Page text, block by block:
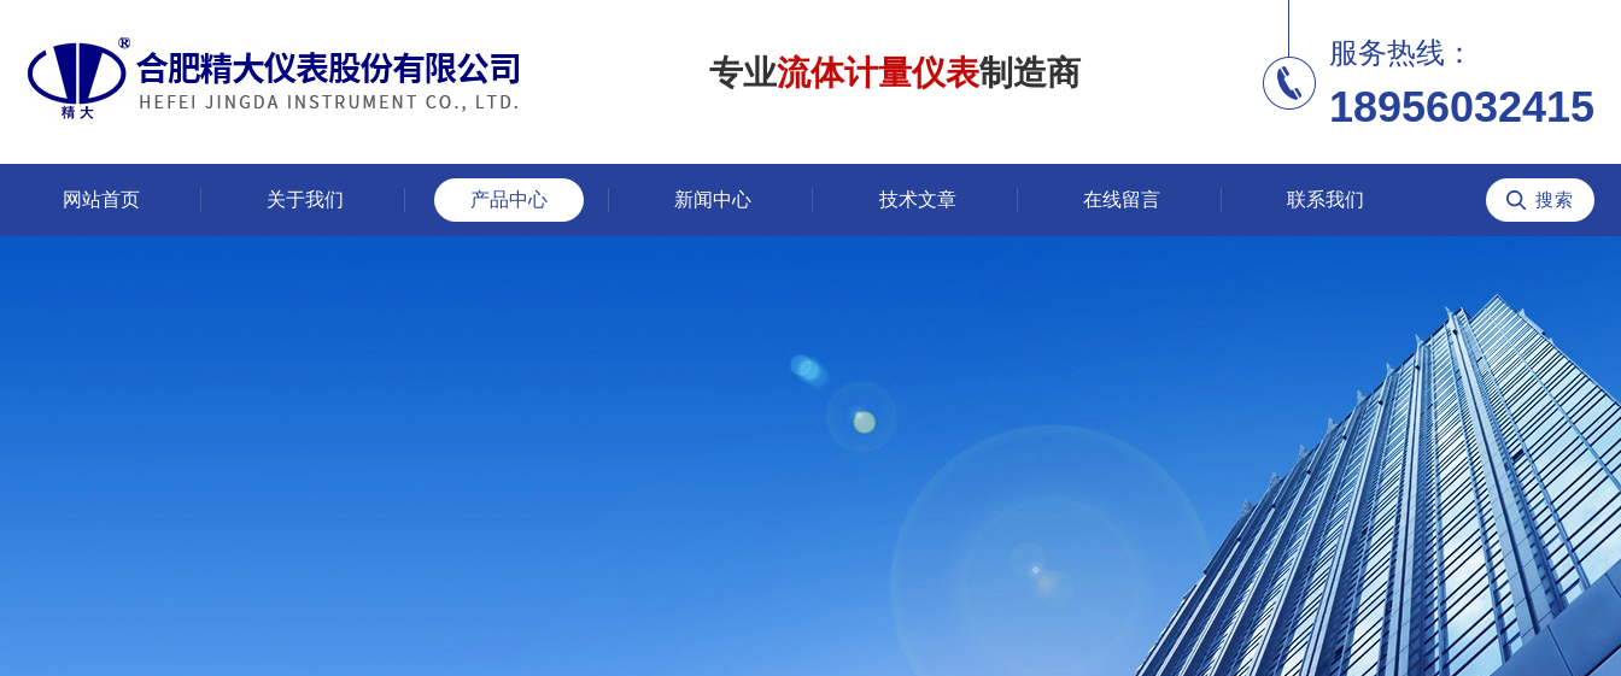
专业流体计量仪表制造商
服务热线：
18956032415
网站首页 关于我们 产品中心 新闻中心 技术文章 在线留言 联系我们